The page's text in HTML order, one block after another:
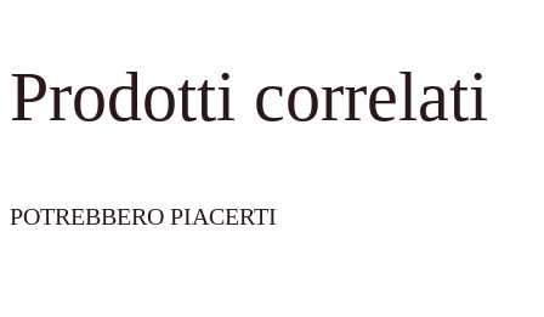
Prodotti correlati
POTREBBERO PIACERTI